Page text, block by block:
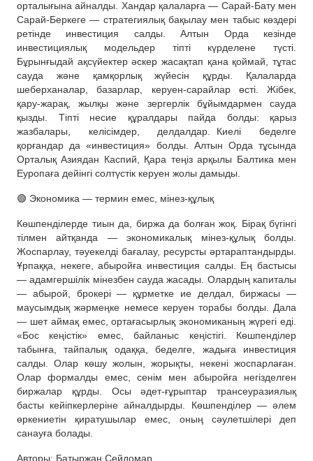
орталығына айналды. Хандар қалаларға — Сарай-Бату мен
Сарай-Беркеге — стратегиялық бақылау мен табыс көздері
ретінде инвестиция салды. Алтын Орда кезінде
инвестициялық модельдер тіпті күрделене түсті.
Бұрынғыдай ақсүйектер әскер жасақтап қана қоймай, тұтас
сауда және қамқорлық жүйесін құрды. Қалаларда
шеберханалар, базарлар, керуен-сарайлар өсті. Жібек,
қару-жарақ, жылқы және зергерлік бұйымдармен сауда
қызды. Тіпті несие құралдары пайда болды: қарыз
жазбалары, келісімдер, делдалдар. Киелі беделге
қорғандар да «инвестиция» болды. Алтын Орда тұсында
Орталық Азиядан Каспий, Қара теңіз арқылы Балтика мен
Еуропаға дейінгі солтүстік керуен жолы дамыды.
🟢 Экономика — термин емес, мінез-құлық
Көшпенділерде тиын да, биржа да болған жоқ. Бірақ бүгінгі
тілмен айтқанда — экономикалық мінез-құлық болды.
Жоспарлау, тәуекелді бағалау, ресурсты әртараптандырды.
Ұрпаққа, некеге, абыройға инвестиция салды. Ең бастысы
— адамгершілік мінезбен сауда жасады. Олардың капиталы
— абырой, брокері — құрметке ие делдал, биржасы —
маусымдық жәрмеңке немесе керуен торабы болды. Дала
— шет аймақ емес, ортағасырлық экономиканың жүрегі еді.
«Бос кеңістік» емес, байланыс кеңістігі. Көшпенділер
табынға, тайпалық одаққа, беделге, жадыға инвестиция
салды. Олар көшу жолын, жорықты, некені жоспарлаған.
Олар формалды емес, сенім мен абыройға негізделген
биржалар құрды. Осы әдет-ғұрыптар трансеуразиялық
басты кейіпкерлеріне айналдырды. Көшпенділер — әлем
өркениетін қиратушылар емес, оның сәулетшілері деп
санауға болады.
Авторы: Батыржан Сейдомар